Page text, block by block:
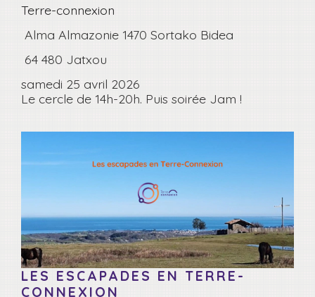
Terre-connexion
Alma Almazonie 1470 Sortako Bidea
64 480 Jatxou
samedi 25 avril 2026
Le cercle de 14h-20h. Puis soirée Jam !
LES ESCAPADES EN TERRE-
CONNEXION